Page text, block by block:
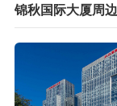
锦秋国际大厦周